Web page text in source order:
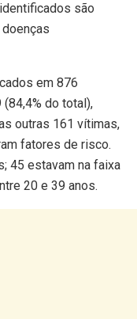
são
em 876
do total),
outras 161 vítimas,
fatores de risco.
45 estavam na faixa
20 e 39 anos.